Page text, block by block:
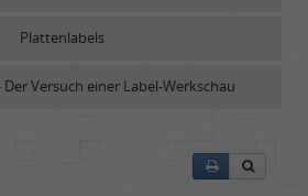
Plattenlabels
Der Versuch einer Label-Werkschau